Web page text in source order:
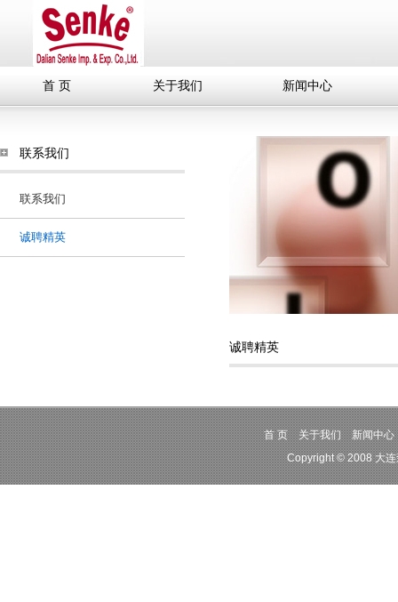
首 页 关于我们 新闻中心
联系我们
联系我们
诚聘精英
诚聘精英
首 页 关于我们
新闻中心
Copyright © 2008 大